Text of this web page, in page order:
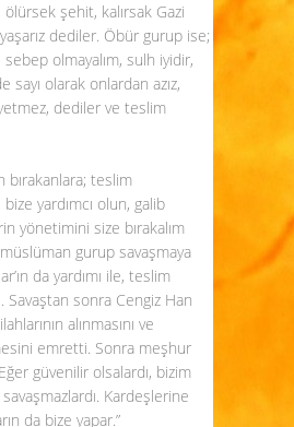
şehit, kalırsak Gazi
dediler. Öbür gurup ise;
olmayalım, sulh iyidir,
sayı olarak onlardan azız,
dediler ve teslim
bırakanlara; teslim
yardımcı olun, galib
yönetimini size bırakalım
gurup savaşmaya
da yardımı ile, teslim
Savaştan sonra Cengiz Han
alınmasını ve
emretti. Sonra meşhur
güvenilir olsalardı, bizim
Kardeşlerine
da bize yapar.”